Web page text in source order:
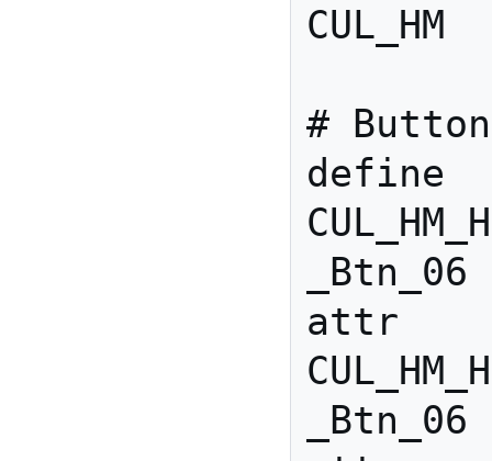
CUL_HM
#
define
_Btn_06
attr
_Btn_06